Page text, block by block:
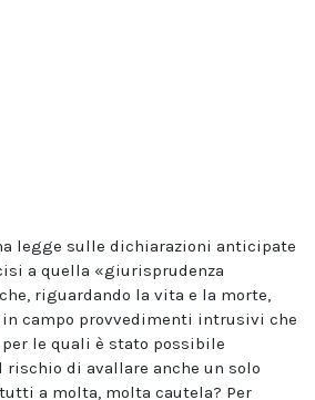
legge sulle dichiarazioni anticipate
a quella «giurisprudenza
riguardando la vita e la morte,
campo provvedimenti intrusivi che
le quali è stato possibile
di avallare anche un solo
a molta, molta cautela? Per